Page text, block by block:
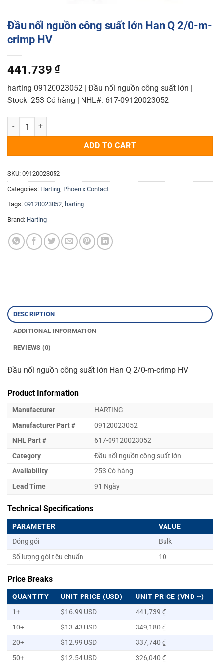
Đầu nối nguồn công suất lớn Han Q 2/0-m-
crimp HV
441.739 ₫
harting 09120023052 | Đầu nối nguồn công suất lớn |
Stock: 253 Có hàng | NHL#: 617-09120023052
Đầu nối nguồn công suất lớn Han Q 2/0-m-crimp HV quantity
ADD TO CART
SKU: 09120023052
Categories: Harting Phoenix Contact
Tags: 09120023052 harting
Brand: Harting
DESCRIPTION
ADDITIONAL INFORMATION
REVIEWS (0)
Đầu nối nguồn công suất lớn Han Q 2/0-m-crimp HV
Product Information
Manufacturer
HARTING
Manufacturer Part #
09120023052
NHL Part #
617-09120023052
Category
Đầu nối nguồn công suất lớn
Availability
253 Có hàng
Lead Time
91 Ngày
Technical Specifications
PARAMETER
VALUE
Đóng gói
Bulk
Số lượng gói tiêu chuẩn
10
Price Breaks
QUANTITY UNIT PRICE (USD)
UNIT PRICE (VND ~)
1+
$16.99 USD
441,739 ₫
10+
$13.43 USD
349,180 ₫
20+
$12.99 USD
337,740 ₫
50+
$12.54 USD 326,040 ₫